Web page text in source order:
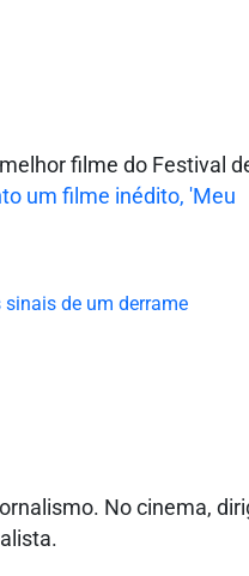
filme do Festival
um filme inédito, 'Meu
sinais de um derrame
No cinema,